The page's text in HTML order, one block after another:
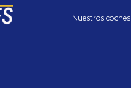
Nuestros coches